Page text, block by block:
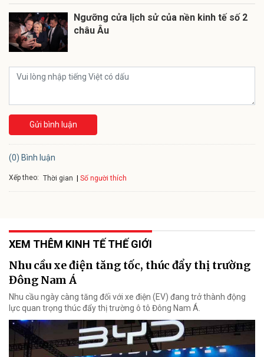
Ngưỡng cửa lịch sử của nền kinh tế số 2
châu Âu
Gửi bình luận
(0) Bình luận
Xếp theo: Thời gian Số người thích
XEM THÊM KINH TẾ THẾ GIỚI
Nhu cầu xe điện tăng tốc, thúc đẩy thị trường
Đông Nam Á
Nhu cầu ngày càng tăng đối với xe điện (EV) đang trở thành động
lực quan trọng thúc đẩy thị trường ô tô Đông Nam Á.